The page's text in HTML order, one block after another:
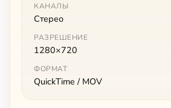
КАНАЛЫ
Стерео
РАЗРЕШЕНИЕ
1280×720
ФОРМАТ
QuickTime / MOV